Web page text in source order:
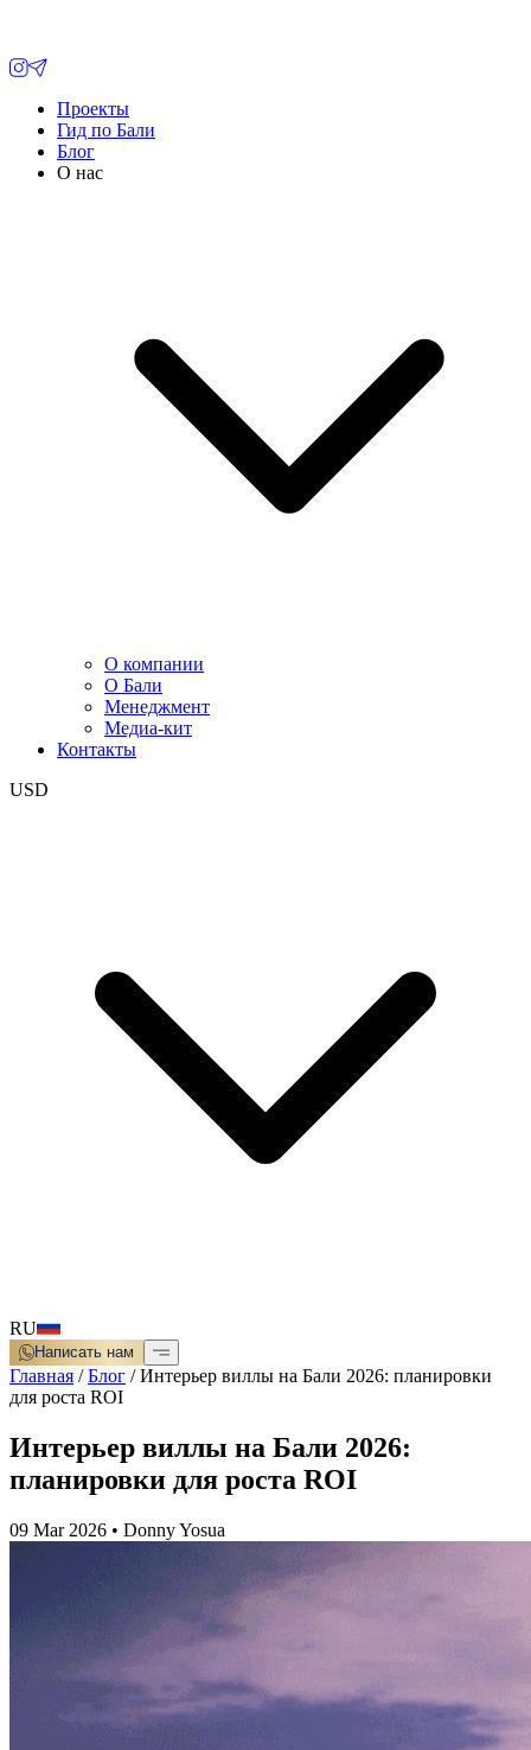
Проекты
Гид по Бали
Блог
О нас
О компании
О Бали
Менеджмент
Медиа-кит
Контакты
USD
RU
Написать нам
Главная /Блог /Интерьер виллы на Бали 2026: планировки
для роста ROI
Интерьер виллы на Бали 2026:
планировки для роста ROI
09 Mar 2026 • Donny Yosua